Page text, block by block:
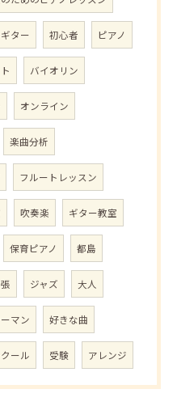
ギター 初心者 ピアノ
バイオリン
オンライン
楽曲分析
フルートレッスン
吹奏楽 ギター教室
保育ピアノ 都島
ジャズ 大人
マン 好きな曲
ール 受験 アレンジ